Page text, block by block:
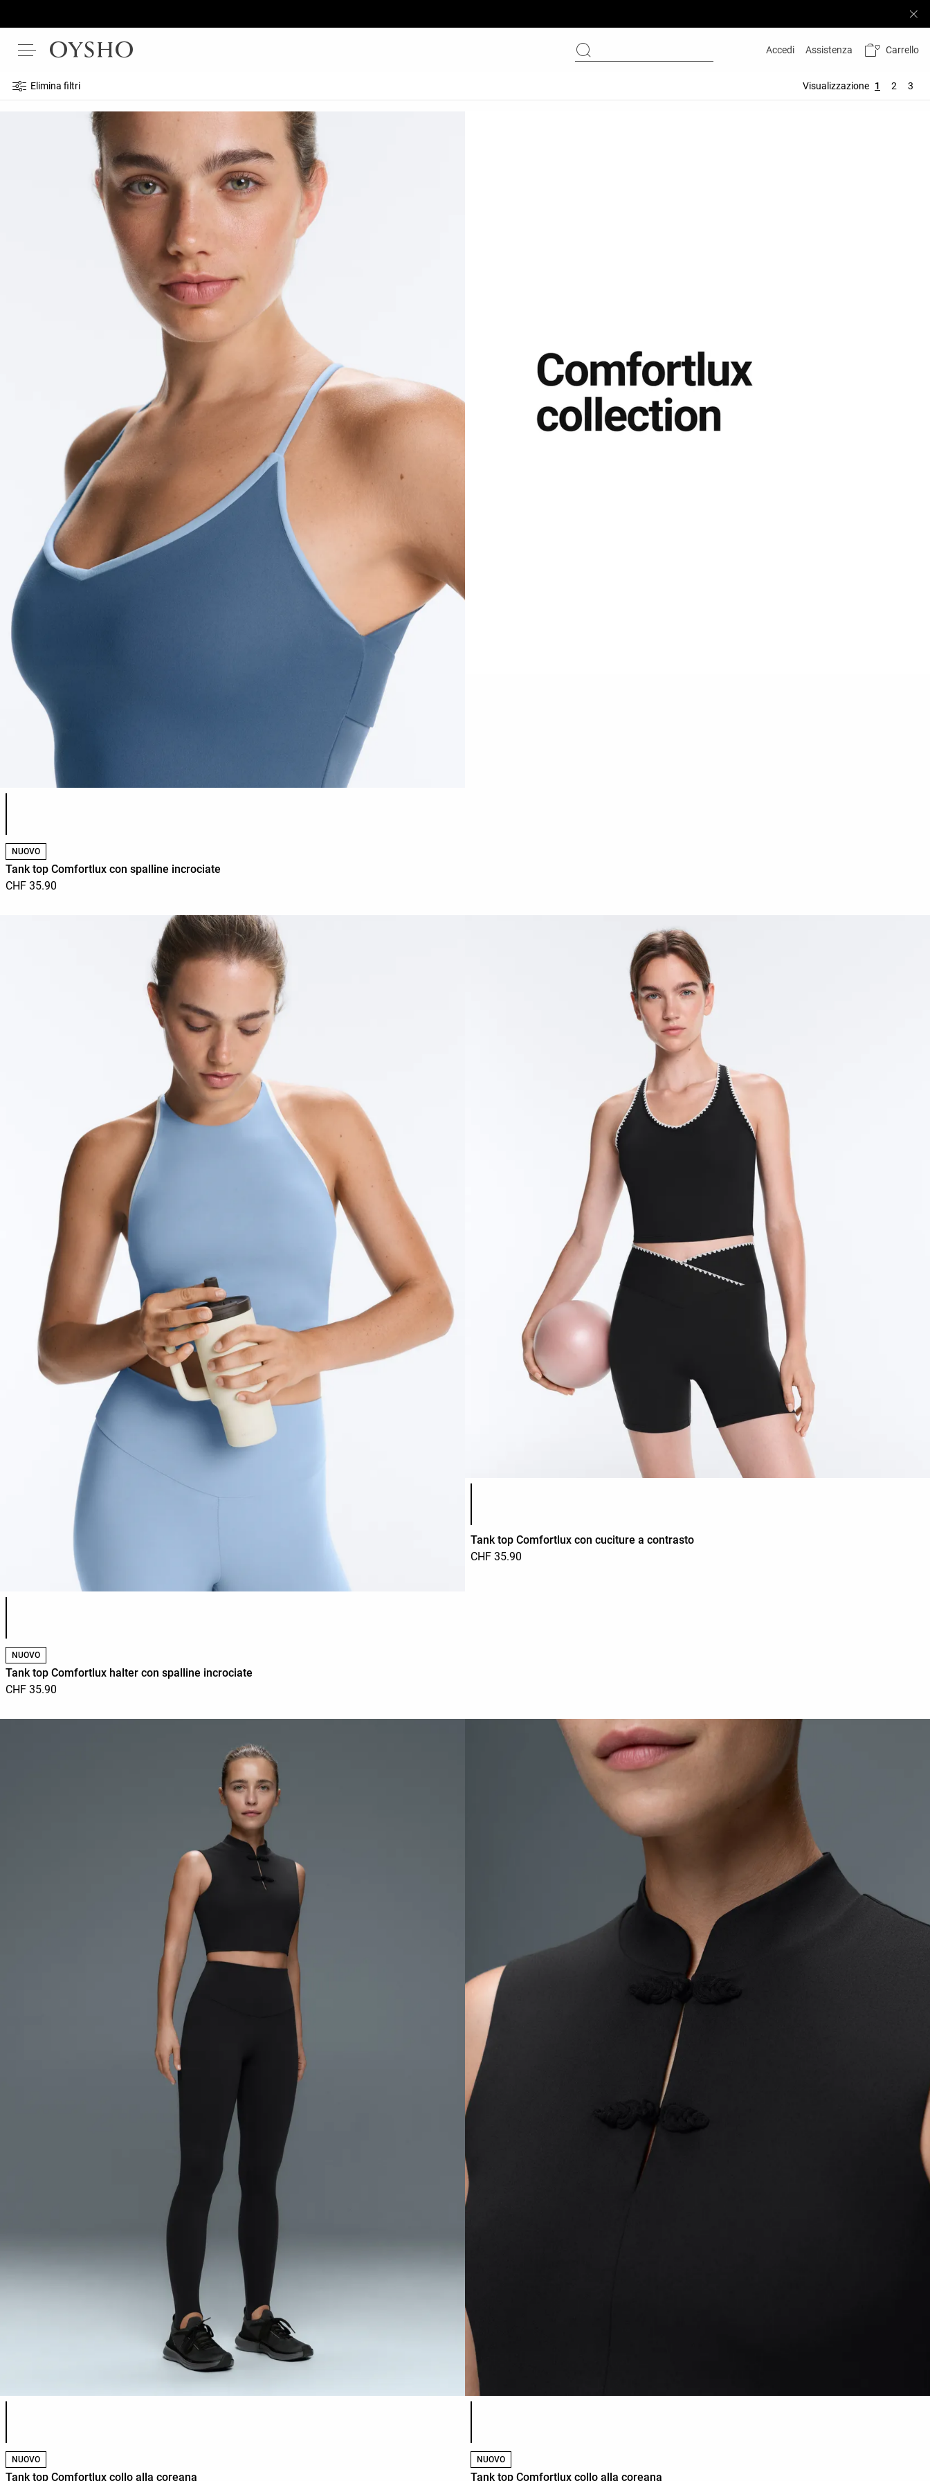
Accedi Assistenza Carrello
Elimina filtri Visualizzazione 1 2 3
NUOVO
Tank top Comfortlux con spalline incrociate
CHF 35.90
NUOVO
Tank top Comfortlux halter con spalline incrociate
CHF 35.90
Elenco dei colori del prodotto
Tank top Comfortlux con cuciture a contrasto
CHF 35.90
Elenco dei colori del prodotto
NUOVO
Tank top Comfortlux collo alla coreana
Elenco dei colori del prodotto
NUOVO
Tank top Comfortlux collo alla coreana